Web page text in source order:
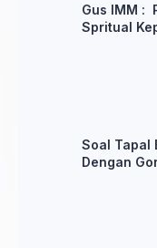
Gus IMM :
Spritual
Soal Tapal
Dengan